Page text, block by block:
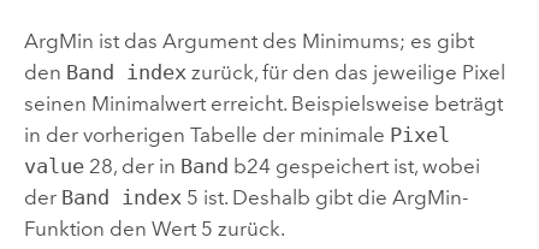
ArgMin ist das Argument des Minimums; es gibt
den Band index zurück, für den das jeweilige Pixel
seinen Minimalwert erreicht. Beispielsweise beträgt
in der vorherigen Tabelle der minimale Pixel
value28, der in Band b24 gespeichert ist, wobei
der Band index 5 ist. Deshalb gibt die ArgMin-
Funktion den Wert 5 zurück.